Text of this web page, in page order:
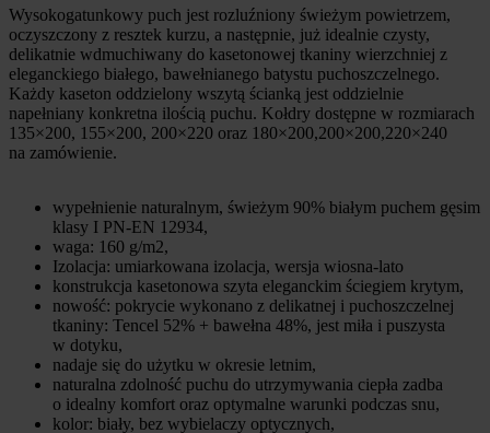
Wysokogatunkowy puch jest rozluźniony świeżym powietrzem,
oczyszczony z resztek kurzu, a następnie, już idealnie czysty,
delikatnie wdmuchiwany do kasetonowej tkaniny wierzchniej z
eleganckiego białego, bawełnianego batystu puchoszczelnego.
Każdy kaseton oddzielony wszytą ścianką jest oddzielnie
napełniany konkretna ilością puchu. Kołdry dostępne w rozmiarach
135×200, 155×200, 200×220 oraz 180×200,200×200,220×240
na zamówienie.
wypełnienie naturalnym, świeżym 90% białym puchem gęsim
klasy I PN-EN 12934,
waga: 160 g/m2,
Izolacja: umiarkowana izolacja, wersja wiosna-lato
konstrukcja kasetonowa szyta eleganckim ściegiem krytym,
nowość: pokrycie wykonano z delikatnej i puchoszczelnej
tkaniny: Tencel 52% + bawełna 48%, jest miła i puszysta
w dotyku,
nadaje się do użytku w okresie letnim,
naturalna zdolność puchu do utrzymywania ciepła zadba
o idealny komfort oraz optymalne warunki podczas snu,
kolor: biały, bez wybielaczy optycznych,